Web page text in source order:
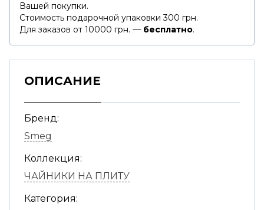
Вашей покупки.
Стоимость подарочной упаковки 300 грн.
Для заказов от 10000 грн. — бесплатно.
ОПИСАНИЕ
Бренд:
Smeg
Коллекция:
ЧАЙНИКИ НА ПЛИТУ
Категория: